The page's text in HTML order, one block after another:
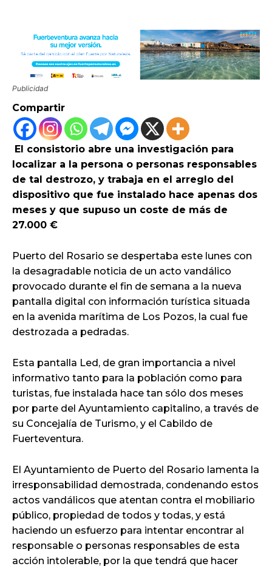
Publicidad
Compartir
El consistorio abre una investigación para
localizar a la persona o personas responsables
de tal destrozo, y trabaja en el arreglo del
dispositivo que fue instalado hace apenas dos
meses y que supuso un coste de más de
27.000 €
Puerto del Rosario se despertaba este lunes con
la desagradable noticia de un acto vandálico
provocado durante el fin de semana a la nueva
pantalla digital con información turística situada
en la avenida marítima de Los Pozos, la cual fue
destrozada a pedradas.
Esta pantalla Led, de gran importancia a nivel
informativo tanto para la población como para
turistas, fue instalada hace tan sólo dos meses
por parte del Ayuntamiento capitalino, a través de
su Concejalía de Turismo, y el Cabildo de
Fuerteventura.
El Ayuntamiento de Puerto del Rosario lamenta la
irresponsabilidad demostrada, condenando estos
actos vandálicos que atentan contra el mobiliario
público, propiedad de todos y todas, y está
haciendo un esfuerzo para intentar encontrar al
responsable o personas responsables de esta
acción intolerable, por la que tendrá que hacer